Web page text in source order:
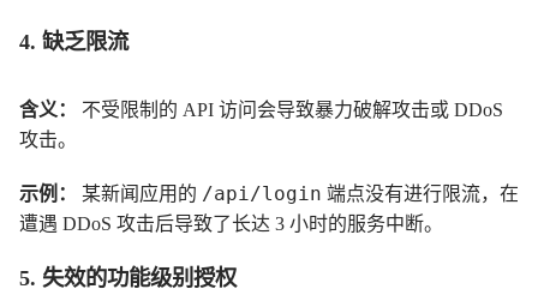
4. 缺乏限流
含义：
不受限制的 API 访问会导致暴力破解攻击或 DDoS
攻击。
示例： 某新闻应用的 /api/login 端点没有进行限流，在
遭遇 DDoS 攻击后导致了长达 3 小时的服务中断。
5. 失效的功能级别授权